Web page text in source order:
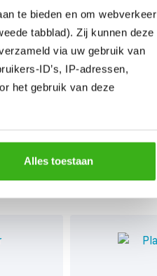
te bieden en om webverkeer
tabblad). Zij kunnen deze
via uw gebruik van
ID’s, IP-adressen,
het gebruik van deze
Alles toestaan